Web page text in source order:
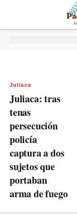
Juliaca
Juliaca: tras
tenas
persecución
policía
captura a dos
sujetos que
portaban
arma de fuego